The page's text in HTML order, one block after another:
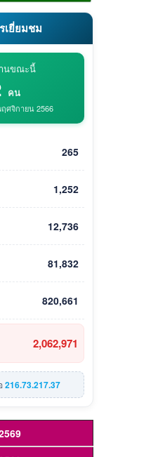
เยี่ยมชม
นขณะนี้
คน
ศจิกายน 2566
265
1,252
12,736
81,832
820,661
2,062,971
216.73.217.37